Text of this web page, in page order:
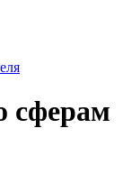
сферам